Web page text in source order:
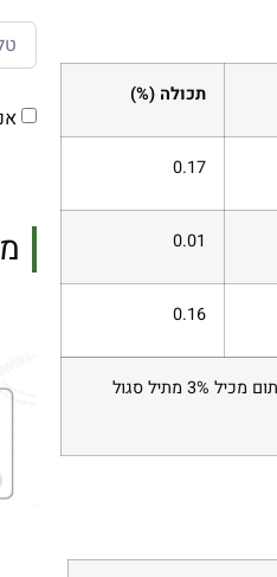
תכולה (%)
0.17
0.01
0.16
ג׳ל סיליקה כחול הוסיף בערך 6% קובלט כלוריד. ג׳ל סיליקה כתום מכיל 3% מתיל סגול